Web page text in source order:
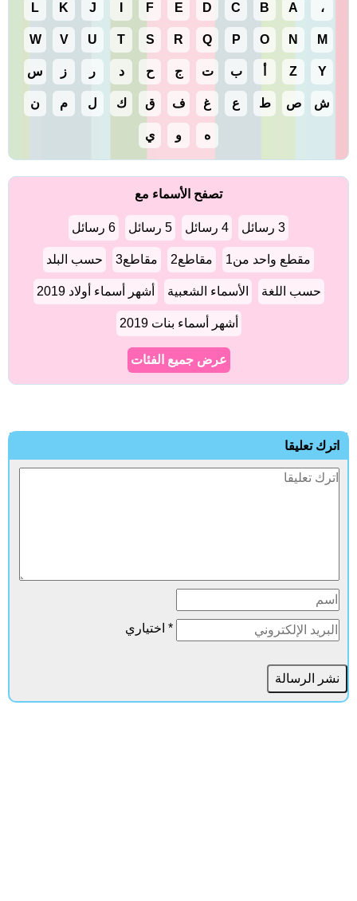
، A
B
C
D
E
F
J
K
L
M
N
O
P
Q
R
S
T
U
V
W
Y
Z ب ت ج ح د ر ز س
ش ص ط ع غ ف ق ك ل م ن
ه و ي
تصفح الأسماء مع
3 رسائل 4 رسائل 5 رسائل 6 رسائل
مقطع واحد من1 مقاطع2 مقاطع3 حسب البلد
حسب اللغة الأسماء الشعبية أشهر أسماء أولاد 2019
أشهر أسماء بنات 2019
عرض جميع الفئات
اترك تعليقا
* اختياري